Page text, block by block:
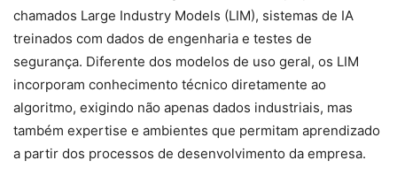
chamados Large Industry Models (LIM), sistemas de IA
treinados com dados de engenharia e testes de
segurança. Diferente dos modelos de uso geral, os LIM
incorporam conhecimento técnico diretamente ao
algoritmo, exigindo não apenas dados industriais, mas
também expertise e ambientes que permitam aprendizado
a partir dos processos de desenvolvimento da empresa.